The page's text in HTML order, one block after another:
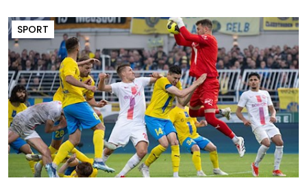
SPORT